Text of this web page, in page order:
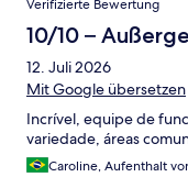
Verifizierte Bewertung
10/10 –
12. Juli 2026
Mit Google übersetzen
Incrível, equipe de
variedade, áreas
Caroline, Aufenthalt